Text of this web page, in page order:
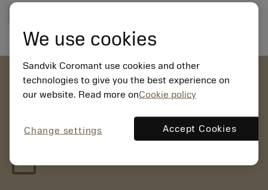
File download
account_circle
Place orders, view prices and check tool availability
mail
We use cookies
Sandvik Coromant use cookies and other
technologies to give you the best experience on
our website. Read more onCookie policy
Change settings Accept Cookies